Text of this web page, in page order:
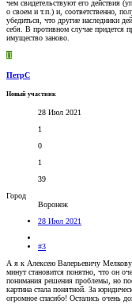
чем свидетельствуют его действия
о своем и т.п.) и, соответственно,
убедиться, что другие наследники
себя. В противном случае придется
имущество заново.
П
ПетрС
Новый участник
28 Июл 2021
1
0
1
39
Город
Воронеж
28 Июл 2021
#3
А я к Алексею Валерьевичу Мелкову
минут становится понятно, что он
понимания решения проблемы, но
картина стала понятной. За
огромное спасибо! Остались очень